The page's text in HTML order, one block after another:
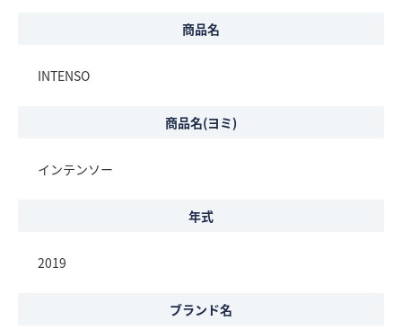
商品名
INTENSO
商品名(ヨミ)
インテンソー
年式
2019
ブランド名